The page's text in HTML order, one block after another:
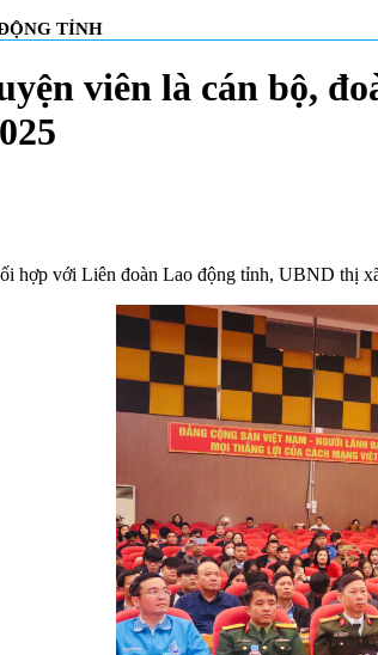
TỈNH
viên là cán bộ,
hợp với Liên đoàn Lao động tỉnh, UBND thị